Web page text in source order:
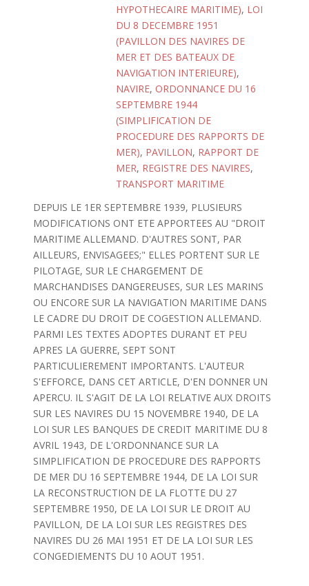
HYPOTHECAIRE MARITIME), LOI
DU 8 DECEMBRE 1951
(PAVILLON DES NAVIRES DE
MER ET DES BATEAUX DE
NAVIGATION INTERIEURE),
NAVIRE, ORDONNANCE DU 16
SEPTEMBRE 1944
(SIMPLIFICATION DE
PROCEDURE DES RAPPORTS DE
MER), PAVILLON, RAPPORT DE
MER, REGISTRE DES NAVIRES,
TRANSPORT MARITIME
DEPUIS LE 1ER SEPTEMBRE 1939, PLUSIEURS
MODIFICATIONS ONT ETE APPORTEES AU "DROIT
MARITIME ALLEMAND. D'AUTRES SONT, PAR
AILLEURS, ENVISAGEES;" ELLES PORTENT SUR LE
PILOTAGE, SUR LE CHARGEMENT DE
MARCHANDISES DANGEREUSES, SUR LES MARINS
OU ENCORE SUR LA NAVIGATION MARITIME DANS
LE CADRE DU DROIT DE COGESTION ALLEMAND.
PARMI LES TEXTES ADOPTES DURANT ET PEU
APRES LA GUERRE, SEPT SONT
PARTICULIEREMENT IMPORTANTS. L'AUTEUR
S'EFFORCE, DANS CET ARTICLE, D'EN DONNER UN
APERCU. IL S'AGIT DE LA LOI RELATIVE AUX DROITS
SUR LES NAVIRES DU 15 NOVEMBRE 1940, DE LA
LOI SUR LES BANQUES DE CREDIT MARITIME DU 8
AVRIL 1943, DE L'ORDONNANCE SUR LA
SIMPLIFICATION DE PROCEDURE DES RAPPORTS
DE MER DU 16 SEPTEMBRE 1944, DE LA LOI SUR
LA RECONSTRUCTION DE LA FLOTTE DU 27
SEPTEMBRE 1950, DE LA LOI SUR LE DROIT AU
PAVILLON, DE LA LOI SUR LES REGISTRES DES
NAVIRES DU 26 MAI 1951 ET DE LA LOI SUR LES
CONGEDIEMENTS DU 10 AOUT 1951.